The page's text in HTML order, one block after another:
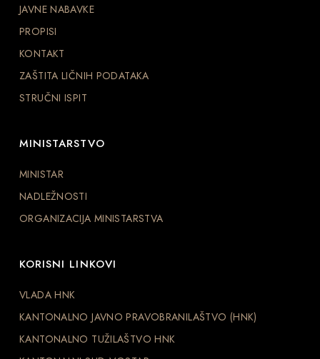
JAVNE NABAVKE
PROPISI
KONTAKT
ZAŠTITA LIČNIH PODATAKA
STRUČNI ISPIT
MINISTARSTVO
MINISTAR
NADLEŽNOSTI
ORGANIZACIJA MINISTARSTVA
KORISNI LINKOVI
VLADA HNK
KANTONALNO JAVNO PRAVOBRANILAŠTVO (HNK)
KANTONALNO TUŽILAŠTVO HNK